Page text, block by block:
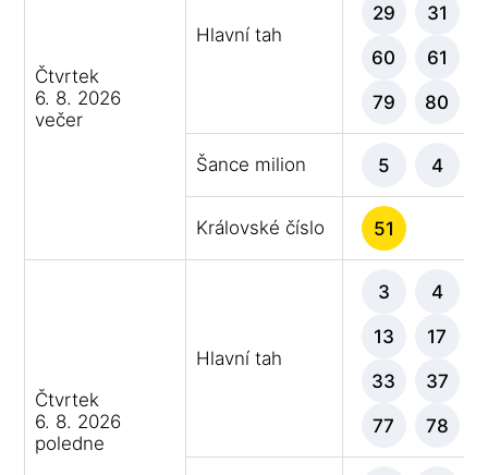
Čtvrtek
6. 8. 2026
večer
Hlavní tah
29 31
60 61
79 80
Šance milion 5 4
Královské číslo 51
Čtvrtek
6. 8. 2026
poledne
Hlavní tah
3 4
13 17
33 37
77 78